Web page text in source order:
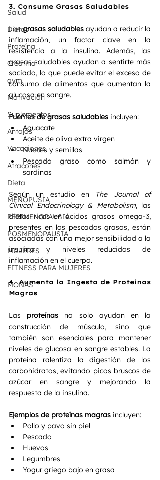
Salud
Dietas
Proteína
Creatina
gym
Motivación
Suplementos
Antojos
Vacaciones
Atracones
Dieta
MENOPUSIA
PERIMENOPAUSIA
POSMENOPAUSIA
MUJERES
FITNESS PARA MUJERES
MONAS
3. Consume Grasas Saludables
Las grasas saludables ayudan a reducir la
inflamación, un factor clave en la
resistencia a la insulina. Además, las
grasas saludables ayudan a sentirte más
saciado, lo que puede evitar el exceso de
consumo de alimentos que aumentan la
glucosa en sangre.
Fuentes de grasas saludables incluyen:
Aguacate
Aceite de oliva extra virgen
Nueces y semillas
Pescado graso como salmón y
sardinas
Según un estudio en The Journal of
Clinical Endocrinology & Metabolism, las
dietas ricas en ácidos grasos omega-3,
presentes en los pescados grasos, están
asociadas con una mejor sensibilidad a la
insulina y niveles reducidos de
inflamación en el cuerpo.
4. Aumenta la Ingesta de Proteínas
Magras
Las proteínas no solo ayudan en la
construcción de músculo, sino que
también son esenciales para mantener
niveles de glucosa en sangre estables. La
proteína ralentiza la digestión de los
carbohidratos, evitando picos bruscos de
azúcar en sangre y mejorando la
respuesta de la insulina.
Ejemplos de proteínas magras incluyen:
Pollo y pavo sin piel
Pescado
Huevos
Legumbres
Yogur griego bajo en grasa